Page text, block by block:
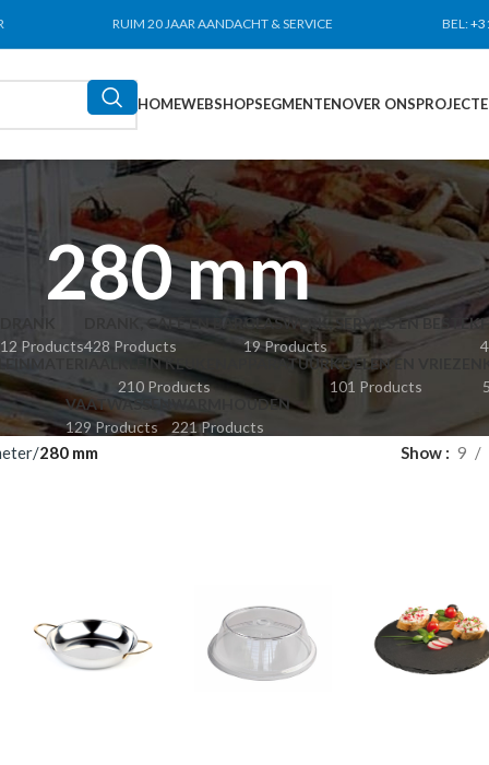
RUIM 20 JAAR AANDACHT & SERVICE BEL:
HOMEWEBSHOPSEGMENTENOVER ONS
280 mm
12 Products
DRANK, CAFÉ EN BAR
428 Products
GLASWERK, SERVIES EN BESTEK
19 Products
KLEIN KEUKENAPPARATUUR
210 Products
KOELEN EN VRIEZEN
101 Products
VAATWASSEN
129 Products
WARMHOUDEN
221 Products
280 mm Show 9